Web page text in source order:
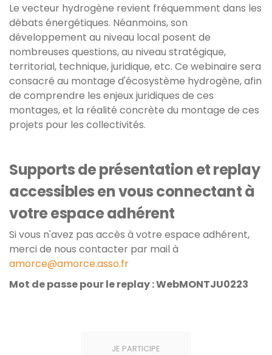
Le vecteur hydrogène revient fréquemment dans les
débats énergétiques. Néanmoins, son
développement au niveau local posent de
nombreuses questions, au niveau stratégique,
territorial, technique, juridique, etc. Ce webinaire sera
consacré au montage d'écosystème hydrogène, afin
de comprendre les enjeux juridiques de ces
montages, et la réalité concrète du montage de ces
projets pour les collectivités.
Supports de présentation et replay
accessibles en vous connectant à
votre espace adhérent
Si vous n'avez pas accès à votre espace adhérent,
merci de nous contacter par mail à
amorce@amorce.asso.fr
Mot de passe pour le replay : WebMONTJU0223
JE PARTICIPE